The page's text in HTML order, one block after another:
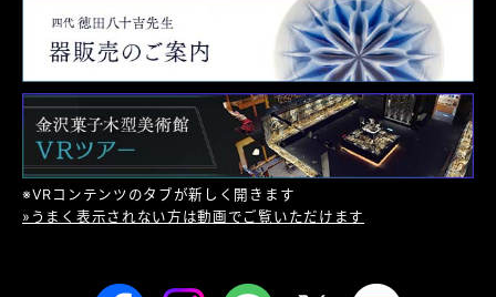
※VRコンテンツのタブが新しく開きます
»うまく表示されない方は動画でご覧いただけます